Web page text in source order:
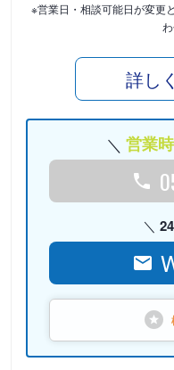
※営業日・相談可能日が変更
詳し
営業